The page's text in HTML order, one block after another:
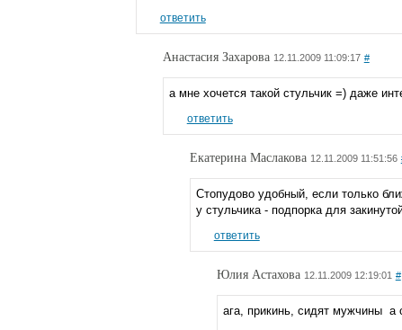
ответить
Анастасия Захарова 12.11.2009 11:09:17 #
а мне хочется такой стульчик =) даже
ответить
Екатерина Маслакова 12.11.2009 11:51:56
Стопудово удобный, если только
у стульчика - подпорка для
ответить
Юлия Астахова 12.11.2009 12:19:01 #
ага, прикинь, сидят мужчины а